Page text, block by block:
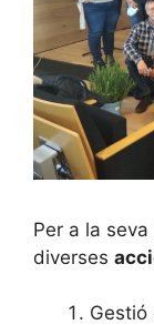
Per a la
diverses
Gestió